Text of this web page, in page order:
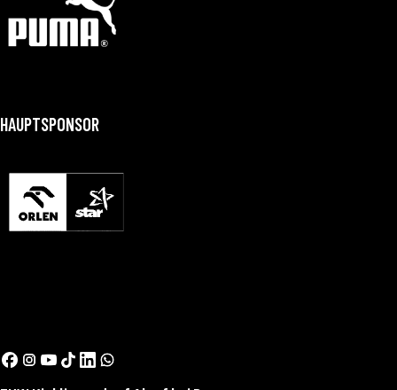
HAUPTSPONSOR